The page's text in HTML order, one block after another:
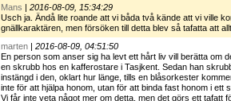
Mans | 2016-08-09, 15:34:29
Usch ja. Ändå lite roande att vi båda två kände att vi ville
gnällkaraktären, men försöken till detta blev så tafatta att
marten | 2016-08-09, 04:51:50
En person som anser sig ha levt ett hårt liv vill berätta om
en skrubb hos en kafferostare i Tasjkent. Sedan han
instängd i den, oklart hur länge, tills en blåsorkester
inte för att hjälpa honom, utan för att binda fast honom i ett
Vi får inte veta något mer om detta, men det görs ett tafatt